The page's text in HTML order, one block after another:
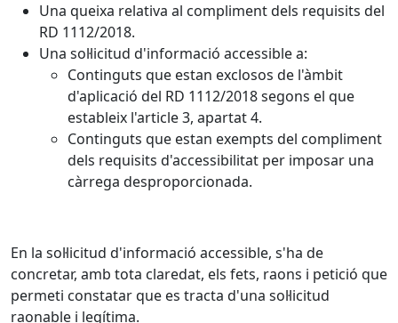
Una queixa relativa al compliment dels requisits del
RD 1112/2018.
Una sol·licitud d'informació accessible a:
Continguts que estan exclosos de l'àmbit
d'aplicació del RD 1112/2018 segons el que
estableix l'article 3, apartat 4.
Continguts que estan exempts del compliment
dels requisits d'accessibilitat per imposar una
càrrega desproporcionada.
En la sol·licitud d'informació accessible, s'ha de
concretar, amb tota claredat, els fets, raons i petició que
permeti constatar que es tracta d'una sol·licitud
raonable i legítima.